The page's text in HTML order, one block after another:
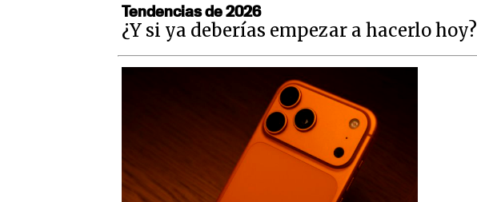
Tendencias de 2026
¿Y si ya deberías empezar a hacerlo hoy?